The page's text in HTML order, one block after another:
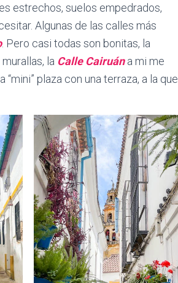
estrechos, suelos empedrados,
Algunas de las calles más
. Pero casi todas son bonitas, la
la Calle Cairuána mi me
“mini” plaza con una terraza, a la que